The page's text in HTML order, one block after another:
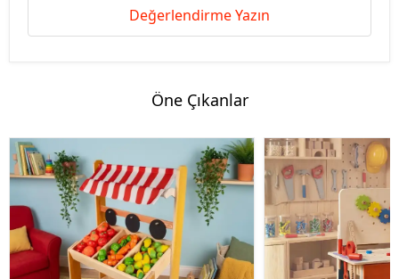
Değerlendirme Yazın
Öne Çıkanlar